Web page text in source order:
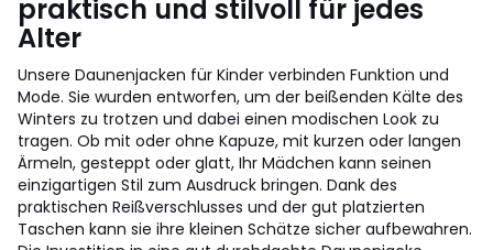
praktisch und stilvoll für jedes
Alter
Unsere Daunenjacken für Kinder verbinden Funktion und
Mode. Sie wurden entworfen, um der beißenden Kälte des
Winters zu trotzen und dabei einen modischen Look zu
tragen. Ob mit oder ohne Kapuze, mit kurzen oder langen
Ärmeln, gesteppt oder glatt, Ihr Mädchen kann seinen
einzigartigen Stil zum Ausdruck bringen. Dank des
praktischen Reißverschlusses und der gut platzierten
Taschen kann sie ihre kleinen Schätze sicher aufbewahren.